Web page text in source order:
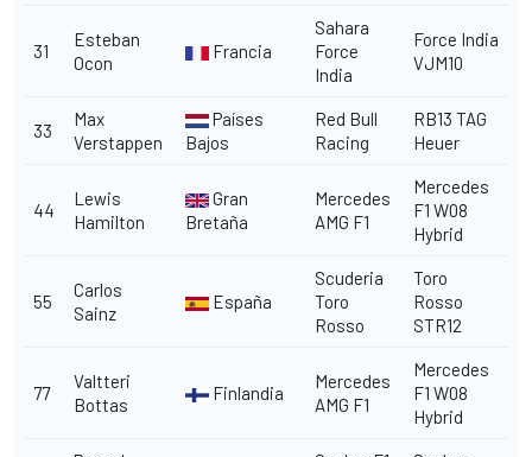
31
Esteban
Ocon
Francia
Sahara
Force
India
Force India
VJM10
33
Max
Verstappen
Países
Bajos
Red Bull
Racing
RB13 TAG
Heuer
44
Lewis
Hamilton
Gran
Bretaña
Mercedes
AMG F1
Mercedes
F1 W08
Hybrid
55
Carlos
Sainz
España
Scuderia
Toro
Rosso
Toro
Rosso
STR12
77
Valtteri
Bottas
Finlandia
Mercedes
AMG F1
Mercedes
F1 W08
Hybrid